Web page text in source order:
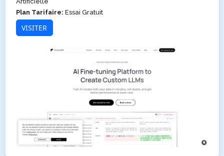
Plan Tarifaire: Essai Gratuit
VISITER